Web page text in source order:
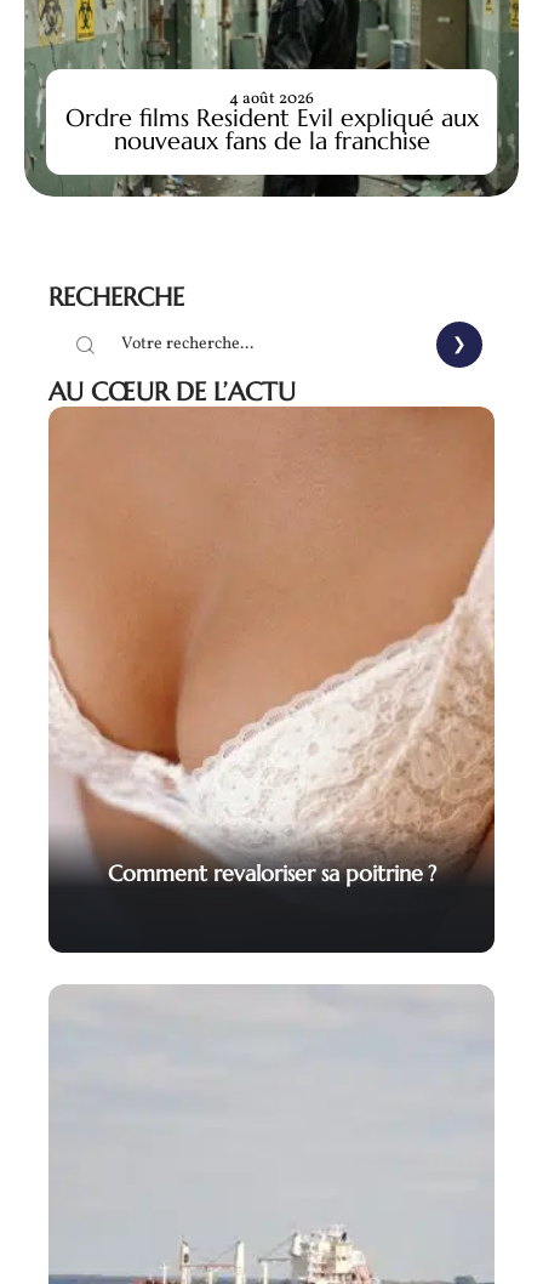
Ordre films Resident Evil expliqué aux
nouveaux fans de la franchise
4 août 2026
RECHERCHE
AU CŒUR DE L’ACTU
Comment revaloriser sa poitrine ?